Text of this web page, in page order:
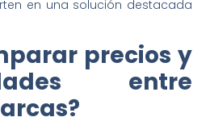
en una solución destacada
precios y
entre